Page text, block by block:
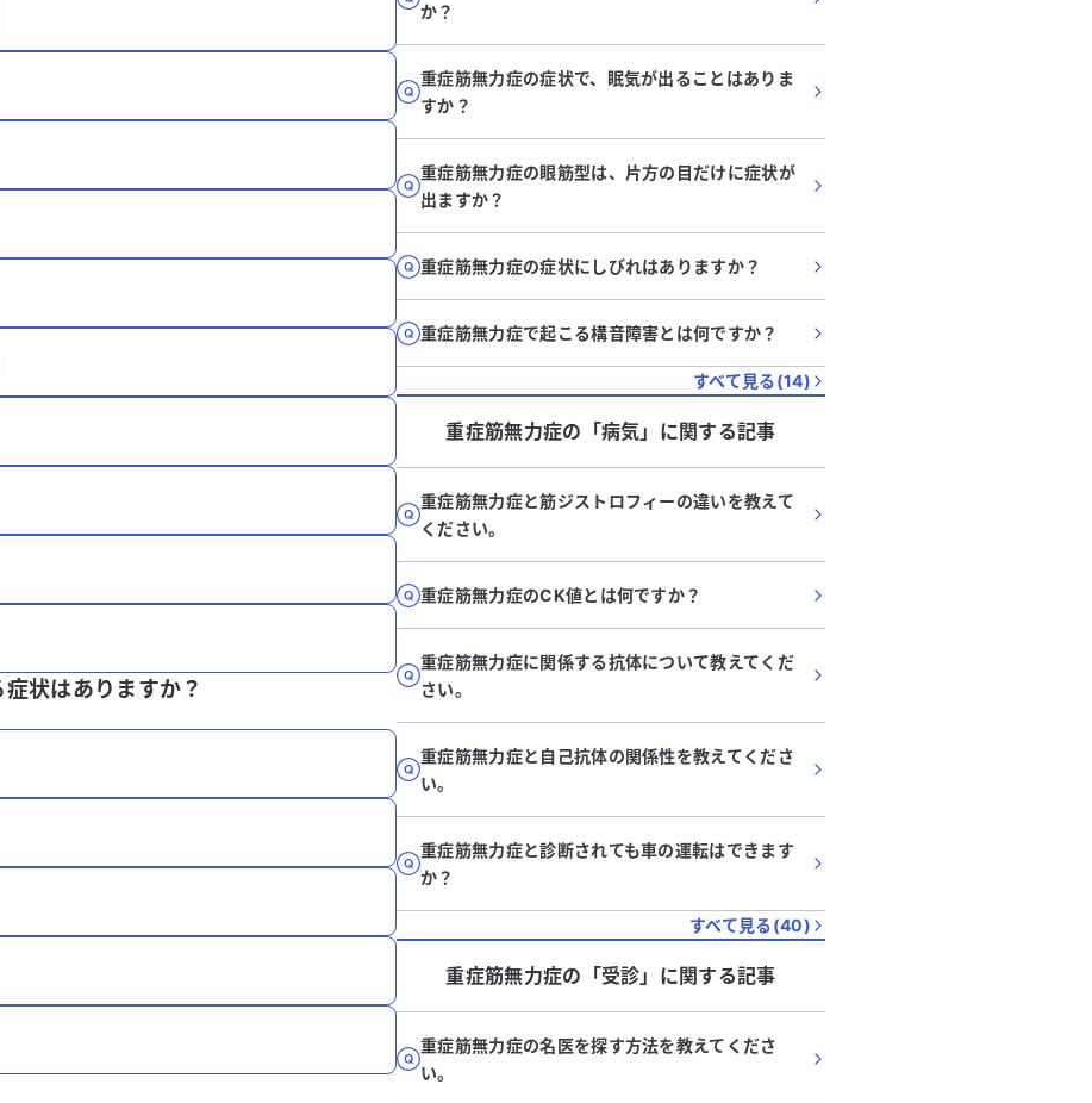
状はありますか？
か？
重症筋無力症の症状で、眠気が出ることはありま
すか？
重症筋無力症の眼筋型は、片方の目だけに症状が
出ますか？
重症筋無力症の症状にしびれはありますか？
重症筋無力症で起こる構音障害とは何ですか？
すべて見る(14)
重症筋無力症の「病気」に関する記事
重症筋無力症と筋ジストロフィーの違いを教えて
ください。
重症筋無力症のCK値とは何ですか？
重症筋無力症に関係する抗体について教えてくだ
さい。
重症筋無力症と自己抗体の関係性を教えてくださ
い。
重症筋無力症と診断されても車の運転はできます
か？
すべて見る(40)
重症筋無力症の「受診」に関する記事
重症筋無力症の名医を探す方法を教えてくださ
い。